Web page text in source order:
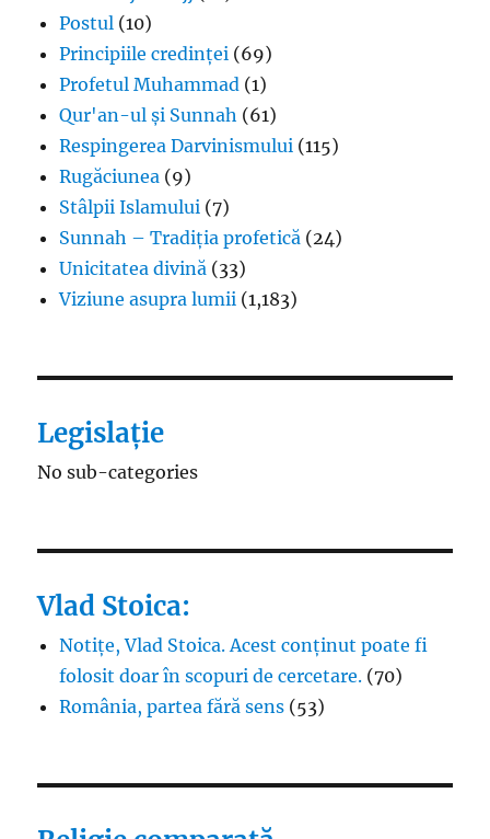
Postul (10)
Principiile credinței (69)
Profetul Muhammad (1)
Qur'an-ul și Sunnah (61)
Respingerea Darvinismului (115)
Rugăciunea (9)
Stâlpii Islamului (7)
Sunnah – Tradiția profetică (24)
Unicitatea divină (33)
Viziune asupra lumii (1,183)
Legislație
No sub-categories
Vlad Stoica:
Notițe, Vlad Stoica. Acest conținut poate fi
folosit doar în scopuri de cercetare. (70)
România, partea fără sens (53)